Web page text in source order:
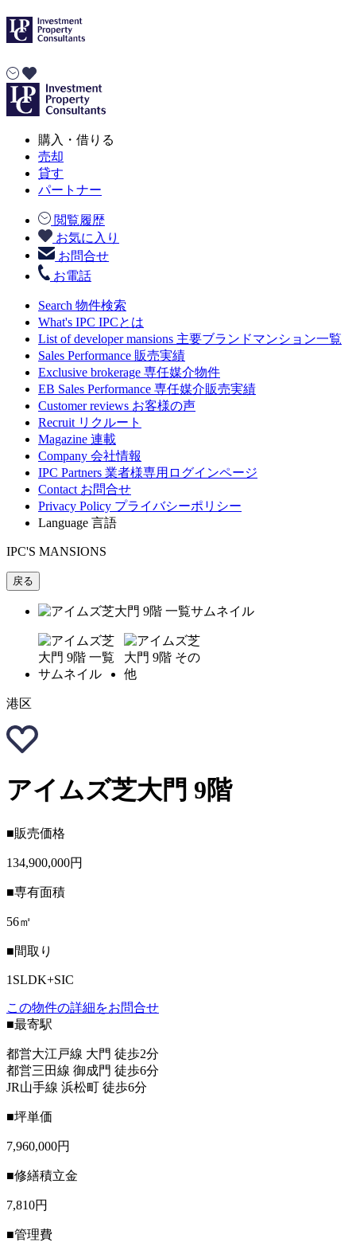
購入・借りる
売却
貸す
パートナー
閲覧履歴
お気に入り
お問合せ
お電話
Search 物件検索
What's IPC IPCとは
List of developer mansions 主要ブランドマンション一覧
Sales Performance 販売実績
Exclusive brokerage 専任媒介物件
EB Sales Performance 専任媒介販売実績
Customer reviews お客様の声
Recruit リクルート
Magazine 連載
Company 会社情報
IPC Partners 業者様専用ログインページ
Contact お問合せ
Privacy Policy プライバシーポリシー
Language 言語
IPC'S MANSIONS
戻る
港区
アイムズ芝大門 9階
■販売価格
134,900,000円
■専有面積
56㎡
■間取り
1SLDK+SIC
この物件の詳細をお問合せ
■最寄駅
都営大江戸線 大門 徒歩2分
都営三田線 御成門 徒歩6分
JR山手線 浜松町 徒歩6分
■坪単価
7,960,000円
■修繕積立金
7,810円
■管理費